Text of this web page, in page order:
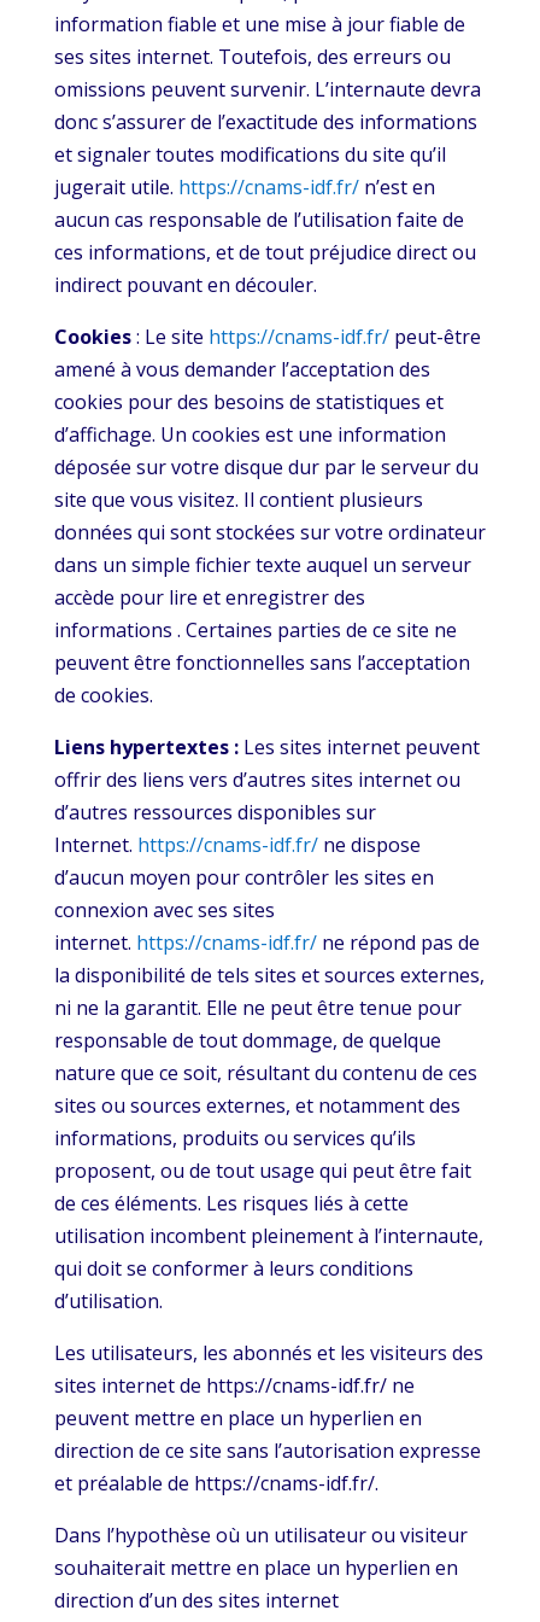
information fiable et une mise à jour fiable de
ses sites internet. Toutefois, des erreurs ou
omissions peuvent survenir. L’internaute devra
donc s’assurer de l’exactitude des informations
et signaler toutes modifications du site qu’il
jugerait utile. https://cnams-idf.fr/n’est en
aucun cas responsable de l’utilisation faite de
ces informations, et de tout préjudice direct ou
indirect pouvant en découler.
Cookies: Le site https://cnams-idf.fr/peut-être
amené à vous demander l’acceptation des
cookies pour des besoins de statistiques et
d’affichage. Un cookies est une information
déposée sur votre disque dur par le serveur du
site que vous visitez. Il contient plusieurs
données qui sont stockées sur votre ordinateur
dans un simple fichier texte auquel un serveur
accède pour lire et enregistrer des
informations . Certaines parties de ce site ne
peuvent être fonctionnelles sans l’acceptation
de cookies.
Liens hypertextes :Les sites internet peuvent
offrir des liens vers d’autres sites internet ou
d’autres ressources disponibles sur
Internet. https://cnams-idf.fr/ne dispose
d’aucun moyen pour contrôler les sites en
connexion avec ses sites
internet. https://cnams-idf.fr/ne répond pas de
la disponibilité de tels sites et sources externes,
ni ne la garantit. Elle ne peut être tenue pour
responsable de tout dommage, de quelque
nature que ce soit, résultant du contenu de ces
sites ou sources externes, et notamment des
informations, produits ou services qu’ils
proposent, ou de tout usage qui peut être fait
de ces éléments. Les risques liés à cette
utilisation incombent pleinement à l’internaute,
qui doit se conformer à leurs conditions
d’utilisation.
Les utilisateurs, les abonnés et les visiteurs des
sites internet de https://cnams-idf.fr/ ne
peuvent mettre en place un hyperlien en
direction de ce site sans l’autorisation expresse
et préalable de https://cnams-idf.fr/.
Dans l’hypothèse où un utilisateur ou visiteur
souhaiterait mettre en place un hyperlien en
direction d’un des sites internet